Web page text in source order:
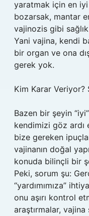
yaratmak için en iyi
bozarsak, mantar
vajinozis gibi
Yani vajina, kendi
bir organ ve ona
gerek yok.
Kim Karar Veriyor?
Bazen bir şeyin
kendimizi göz ardı
bize gereken
vajinanın doğal
konuda bilinçli bir
Peki, sorum şu:
“yardımımıza”
onu aşırı kontrol
araştırmalar, vajina